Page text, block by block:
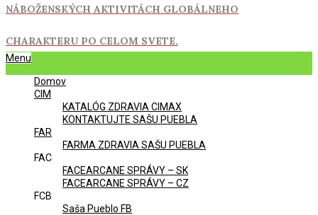
NÁBOŽENSKÝCH AKTIVITÁCH GLOBÁLNEHO
CHARAKTERU PO CELOM SVETE.
Primary
Menu
Domov
CIM
KATALÓG ZDRAVIA CIMAX
KONTAKTUJTE SAŠU PUEBLA
FAR
FARMA ZDRAVIA SAŠU PUEBLA
FAC
FACEARCANE SPRÁVY – SK
FACEARCANE SPRÁVY – CZ
FCB
Saša Pueblo FB